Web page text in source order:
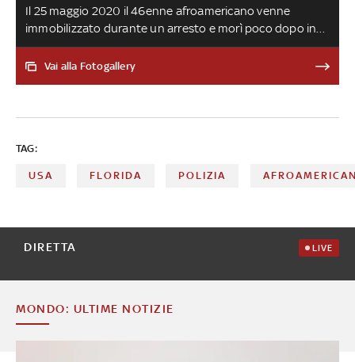
Il 25 maggio 2020 il 46enne afroamericano venne
immobilizzato durante un arresto e morì poco dopo in
ospedale. Il video che mostrava il comportamento degli
agenti fece il giro del mondo, scatenando le proteste del
Floyd premendogli il ginocchio sul collo è stato
Vai alla Fotogallery
TAG:
USA FLORIDA POLIZIA
DIRETTA LIVE
MONDO: ULTIME NOTIZIE